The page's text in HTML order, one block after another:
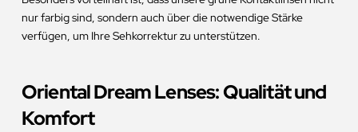
nur farbig sind, sondern auch über die notwendige Stärke
verfügen, um Ihre Sehkorrektur zu unterstützen.
Oriental Dream Lenses: Qualität und
Komfort